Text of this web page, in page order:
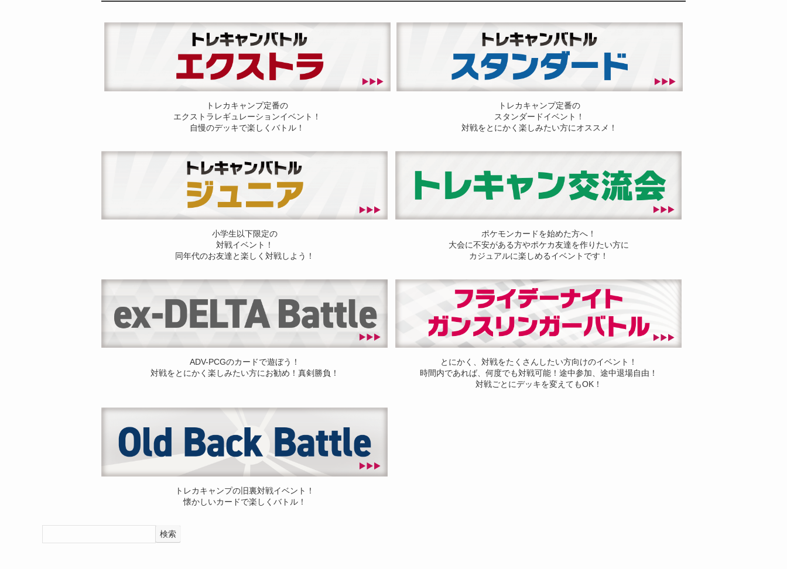
トレカキャンプ定番の
エクストラレギュレーションイベント！
自慢のデッキで楽しくバトル！
トレカキャンプ定番の
スタンダードイベント！
対戦をとにかく楽しみたい方にオススメ！
小学生以下限定の
対戦イベント！
同年代のお友達と楽しく対戦しよう！
ポケモンカードを始めた方へ！
大会に不安がある方やポケカ友達を作りたい方に
カジュアルに楽しめるイベントです！
ADV-PCGのカードで遊ぼう！
対戦をとにかく楽しみたい方にお勧め！真剣勝負！
とにかく、対戦をたくさんしたい方向けのイベント！
時間内であれば、何度でも対戦可能！途中参加、途中退場自由！
対戦ごとにデッキを変えてもOK！
トレカキャンプの旧裏対戦イベント！
懐かしいカードで楽しくバトル！
検索